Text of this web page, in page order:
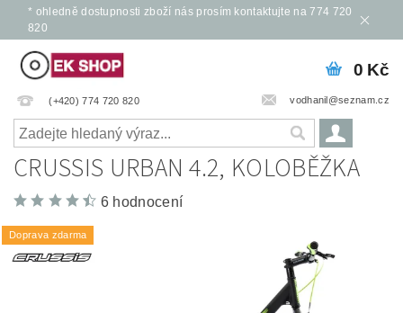
* ohledně dostupnosti zboží nás prosím kontaktujte na 774 720
820
(+420) 774 720 820 vodhanil@seznam.cz
0 Kč
CRUSSIS URBAN 4.2, KOLOBĚŽKA
6 hodnocení
Doprava zdarma